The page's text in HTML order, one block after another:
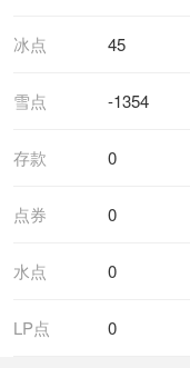
冰点 45
雪点 -1354
存款 0
点券 0
水点 0
LP点 0